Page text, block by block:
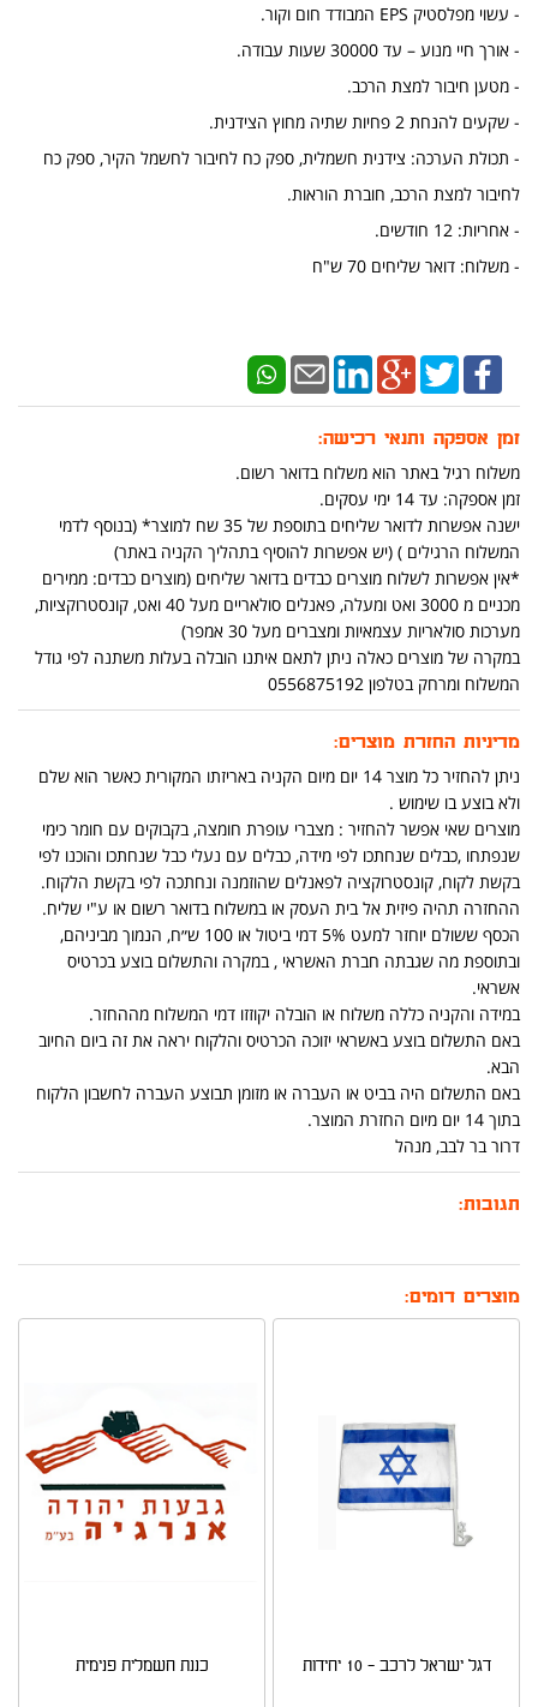
- עשוי מפלסטיק EPS המבודד חום וקור.
- אורך חיי מנוע – עד 30000 שעות עבודה.
- מטען חיבור למצת הרכב.
- שקעים להנחת 2 פחיות שתיה מחוץ הצידנית.
- תכולת הערכה: צידנית חשמלית, ספק כח לחיבור לחשמל הקיר, ספק כח
לחיבור למצת הרכב, חוברת הוראות.
- אחריות: 12 חודשים.
- משלוח: דואר שליחים 70 ש"ח
זמן אספקה ותנאי רכישה:
משלוח רגיל באתר הוא משלוח בדואר רשום.
זמן אספקה: עד 14 ימי עסקים.
ישנה אפשרות לדואר שליחים בתוספת של 35 שח למוצר* (בנוסף לדמי
המשלוח הרגילים ) (יש אפשרות להוסיף בתהליך הקניה באתר)
*אין אפשרות לשלוח מוצרים כבדים בדואר שליחים (מוצרים כבדים: ממירים
מכניים מ 3000 ואט ומעלה, פאנלים סולאריים מעל 40 ואט, קונסטרוקציות,
מערכות סולאריות עצמאיות ומצברים מעל 30 אמפר)
במקרה של מוצרים כאלה ניתן לתאם איתנו הובלה בעלות משתנה לפי גודל
המשלוח ומרחק בטלפון 0556875192
מדיניות החזרת מוצרים:
ניתן להחזיר כל מוצר 14 יום מיום הקניה באריזתו המקורית כאשר הוא שלם
ולא בוצע בו שימוש .
מוצרים שאי אפשר להחזיר : מצברי עופרת חומצה, בקבוקים עם חומר כימי
שנפתחו ,כבלים שנחתכו לפי מידה, כבלים עם נעלי כבל שנחתכו והוכנו לפי
בקשת לקוח, קונסטרוקציה לפאנלים שהוזמנה ונחתכה לפי בקשת הלקוח.
ההחזרה תהיה פיזית אל בית העסק או במשלוח בדואר רשום או ע"י שליח.
הכסף ששולם יוחזר למעט 5% דמי ביטול או 100 ש״ח, הנמוך מביניהם,
ובתוספת מה שגבתה חברת האשראי , במקרה והתשלום בוצע בכרטיס
אשראי.
במידה והקניה כללה משלוח או הובלה יקוזזו דמי המשלוח מההחזר.
באם התשלום בוצע באשראי יזוכה הכרטיס והלקוח יראה את זה ביום החיוב
הבא.
באם התשלום היה בביט או העברה או מזומן תבוצע העברה לחשבון הלקוח
בתוך 14 יום מיום החזרת המוצר.
דרור בר לבב, מנהל
תגובות:
מוצרים דומים:
דגל ישראל לרכב - 10 יחידות כננת חשמלית פנימית